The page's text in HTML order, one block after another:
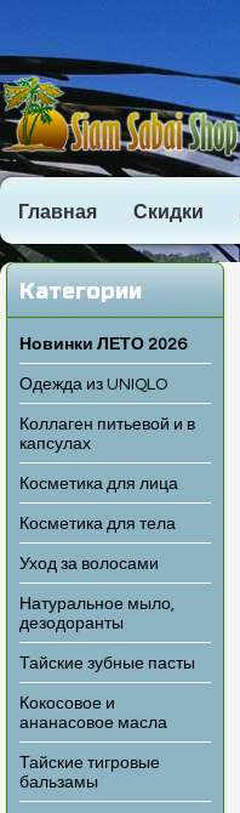
Главная Скидки
Категории
Новинки ЛЕТО 2026
Одежда из UNIQLO
Коллаген питьевой и в
капсулах
Косметика для лица
Косметика для тела
Уход за волосами
Натуральное мыло,
дезодоранты
Тайские зубные пасты
Кокосовое и
ананасовое масла
Тайские тигровые
бальзамы